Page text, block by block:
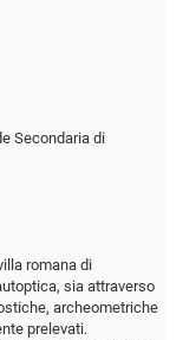
Secondaria di
romana di
sia attraverso
archeometriche
prelevati.